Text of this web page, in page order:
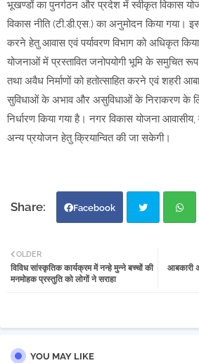
भूखण्डों का पुनर्गठन और प्रदेश में स्वीकृत विकास
विकास नीति (टी.डी.एस.) का अनुमोदन किया गया।
करने हेतु आवास एवं पर्यावरण विभाग को अधिकृत
योजनाओं में प्रस्तावित जनोपयोगी भूमि के समुचित
तथा अवैध निर्माणों को हतोत्साहित करने एवं शहरी
सुविधाओं के अभाव और असुविधाओं के निराकरण के
निर्धारण किया गया है। नगर विकास योजना
अन्य प्रयोजन हेतु क्रियान्वित की जा सकेगी।
Facebook
tter atsa
आबकारी
OLDER
विविध सांस्कृतिक कार्यक्रम में नन्हे मुन्ने बच्चों की
मनमोहक प्रस्तुति को लोगों ने सराहा
YOU MAY LIKE